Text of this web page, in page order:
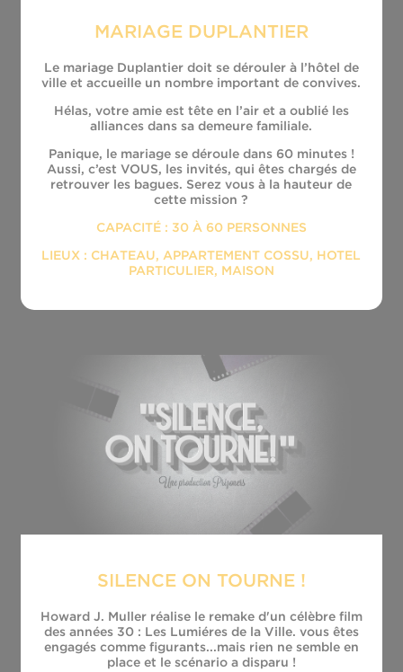
MARIAGE DUPLANTIER
Le mariage Duplantier doit se dérouler à l’hôtel de
ville et accueille un nombre important de convives.
Hélas, votre amie est tête en l’air et a oublié les
alliances dans sa demeure familiale.
Panique, le mariage se déroule dans 60 minutes !
Aussi, c’est VOUS, les invités, qui êtes chargés de
retrouver les bagues. Serez vous à la hauteur de
cette mission ?
CAPACITÉ : 30 À 60 PERSONNES
LIEUX : CHATEAU, APPARTEMENT COSSU, HOTEL
PARTICULIER, MAISON
SILENCE ON TOURNE !
Howard J. Muller réalise le remake d'un célèbre film
des années 30 : Les Lumiéres de la Ville. vous êtes
engagés comme figurants...mais rien ne semble en
place et le scénario a disparu !